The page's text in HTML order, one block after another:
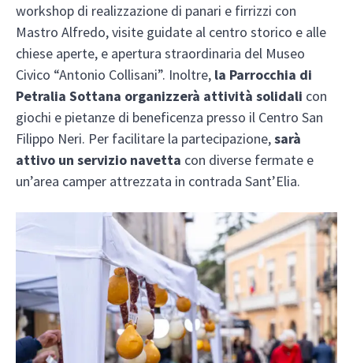
workshop di realizzazione di panari e firrizzi con
Mastro Alfredo, visite guidate al centro storico e alle
chiese aperte, e apertura straordinaria del Museo
Civico “Antonio Collisani”. Inoltre, la Parrocchia di
Petralia Sottana organizzerà attività solidali con
giochi e pietanze di beneficenza presso il Centro San
Filippo Neri. Per facilitare la partecipazione,sarà
attivo un servizio navetta con diverse fermate e
un’area camper attrezzata in contrada Sant’Elia.